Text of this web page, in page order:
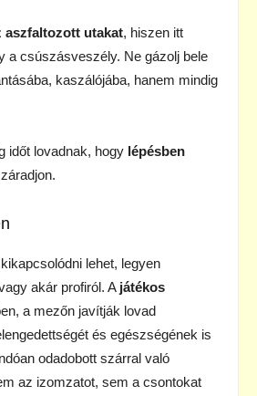
aszfaltozott utakat, hiszen itt
a csúszásveszély. Ne gázolj bele
kaszálójába, hanem mindig
időt lovadnak, hogy lépésben
lehet, legyen
akár profiról. A játékos
a mezőn javítják lovad
és egészségének is
odadobott szárral való
az izomzatot, sem a csontokat